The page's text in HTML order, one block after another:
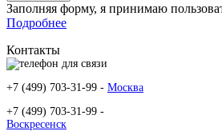
Заполняя форму, я принимаю
Подробнее
Контакты
+7 (499) 703-31-99 - Москва
+7 (499) 703-31-99 -
Воскресенск